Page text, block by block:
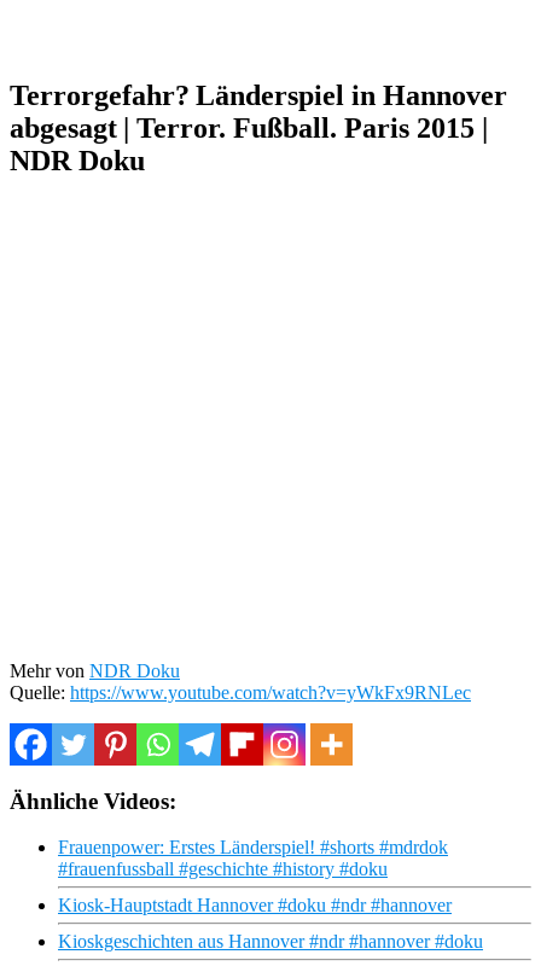
Terrorgefahr? Länderspiel in Hannover
abgesagt | Terror. Fußball. Paris 2015 |
NDR Doku
Mehr von NDR Doku
Quelle: https://www.youtube.com/watch?v=yWkFx9RNLec
Ähnliche Videos:
Frauenpower: Erstes Länderspiel! #shorts #mdrdok
#frauenfussball #geschichte #history #doku
Kiosk-Hauptstadt Hannover #doku #ndr #hannover
Kioskgeschichten aus Hannover #ndr #hannover #doku